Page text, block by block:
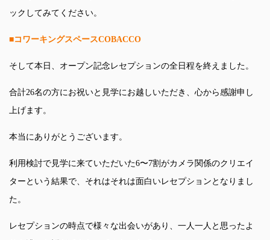
ックしてみてください。
■コワーキングスペースCOBACCO
そして本日、オープン記念レセプションの全日程を終えました。
合計26名の方にお祝いと見学にお越しいただき、心から感謝申し
上げます。
本当にありがとうございます。
利用検討で見学に来ていただいた6〜7割がカメラ関係のクリエイ
ターという結果で、それはそれは面白いレセプションとなりまし
た。
レセプションの時点で様々な出会いがあり、一人一人と思ったよ